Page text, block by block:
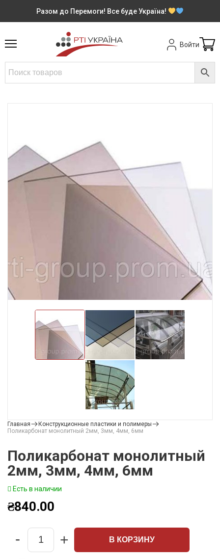
Разом до Перемоги! Все буде Україна!
Войти
Главная
Конструкционные пластики и полимеры
Поликарбонат монолитный 2мм, 3мм, 4мм, 6мм
Поликарбонат монолитный
2мм, 3мм, 4мм, 6мм
Есть в наличии
₴840.00
Quantity
- + В КОРЗИНУ